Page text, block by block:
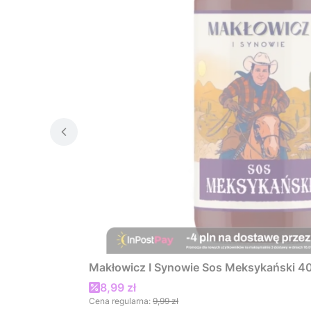
Makłowicz I Synowie Sos Meksykański
Cena promocyjna
8,99 zł
Cena regularna: 9,99 zł